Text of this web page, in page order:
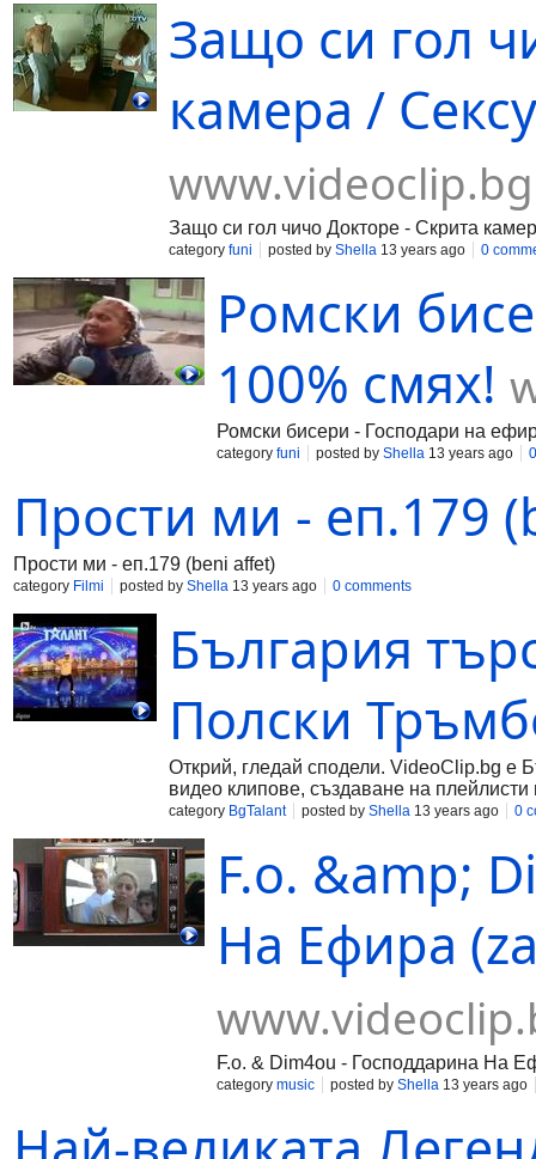
Защо си гол
камера /
www.videoclip.bg
Защо си гол чичо Докторе - Скрита
category funi posted by Shella 13 years ago 0
Ромски
100% смях!
Ромски бисери - Господари на
category funi posted by Shella 13 years ago
Прости ми - еп.179
Прости ми - еп.179 (beni affet)
category Filmi posted by Shella 13 years ago 0 comments
България
Полски
Открий, гледай сподели. VideoClip.bg е
видео клипове, създаване на плейлисти
category BgTalant posted by Shella 13 years ago 0
F.o. &amp;
На Ефира
F.o. & Dim4ou - Господдарина На
category music posted by Shella 13 years ago